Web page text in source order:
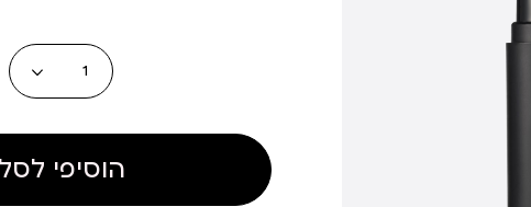
כמות
הוסיפי לסל